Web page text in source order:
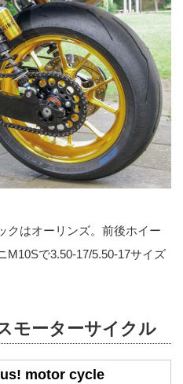
クはオーリンズ。前後ホイー
M10Sで3.50-17/5.50-17サイズ
モーターサイクル
motor cycle